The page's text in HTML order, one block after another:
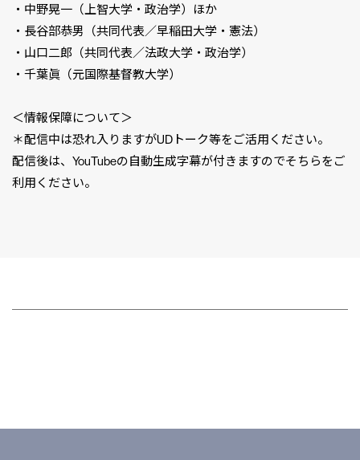
CLP市民と
・中野晃一（上智大学・政治学）ほか
・長谷部恭男（共同代表／早稲田大学・憲法）
・山口二郎（共同代表／法政大学・政治学）
・千葉眞（元国際基督教大学）
＜情報保障について＞
＊配信中は恐れ入りますがUDトーク等をご活用ください。
配信後は、YouTubeの自動生成字幕が付きますのでそちらをご
利用ください。